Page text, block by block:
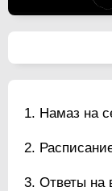
Намаз на
Ответы на